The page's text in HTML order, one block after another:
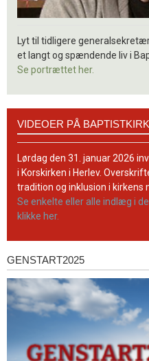
Lyt til tidligere
et langt og spændende liv i
Se portrættet her.
BaptistKirkens
YouTube-
kanal
VIDEOER PÅ
Lørdag den 31. januar 2026
i Korskirken i Herlev.
tradition og inklusion i kirkens
Se enkelte eller alle indlæg i
klikke her.
Genstart2025
GENSTART2025